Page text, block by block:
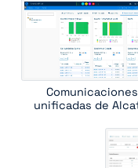
Comunicaciones
unificadas de